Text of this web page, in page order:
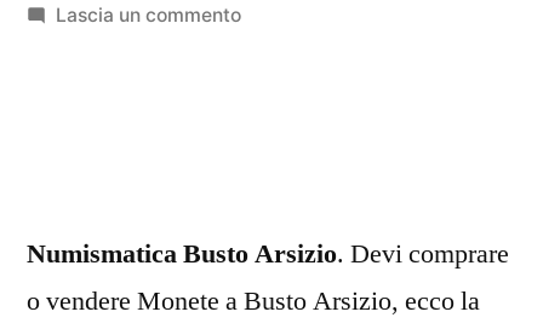
da
Lascia un commentosu
Numismatica Busto Arsizio. Devi comprare
o vendere Monete a Busto Arsizio, ecco la